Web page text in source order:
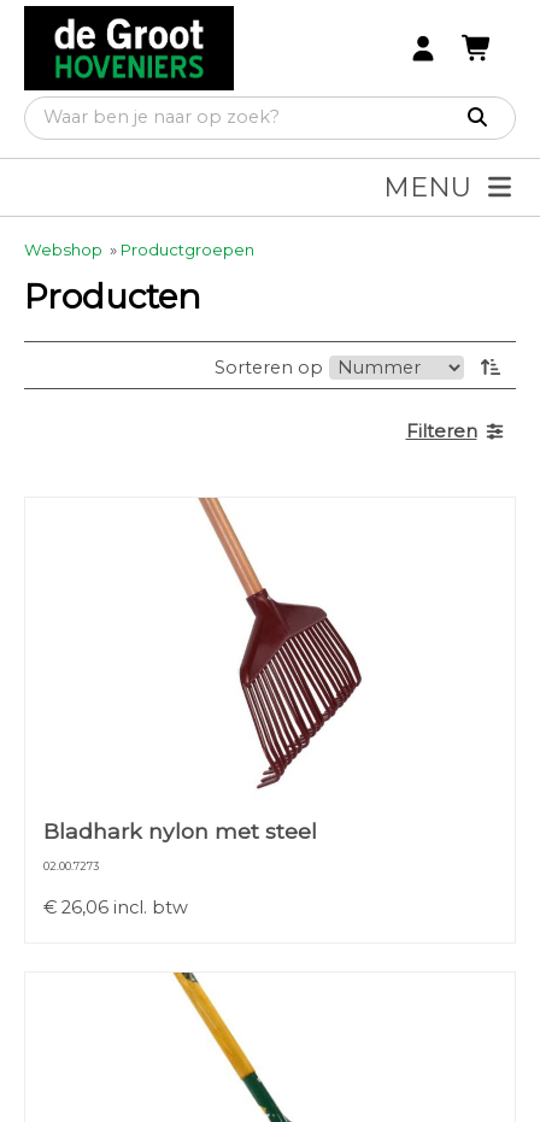
MENU
Webshop » Productgroepen
Producten
Sorteren op
Filteren
Bladhark nylon met steel
02.00.7273
€ 26,06 incl. btw